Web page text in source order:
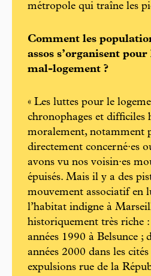
métropole qui traîne les
Comment les
assos s’organisent
mal-logement ?
« Les luttes pour le
chronophages et difficiles
moralement, notamment
directement concerné·es
avons vu nos voisin·es
épuisés. Mais il y a des
mouvement associatif en
l’habitat indigne à
historiquement très riche
années 1990 à Belsunce ;
années 2000 dans les
expulsions rue de la